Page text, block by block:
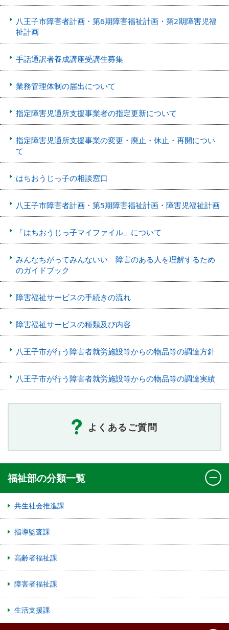
八王子市障害者計画・第6期障害福祉計画・第2期障害児福
祉計画
手話通訳者養成講座受講生募集
業務管理体制の届出について
指定障害児通所支援事業者の指定更新について
指定障害児通所支援事業の変更・廃止・休止・再開につい
て
はちおうじっ子の相談窓口
八王子市障害者計画・第5期障害福祉計画・障害児福祉計画
「はちおうじっ子マイファイル」について
みんなちがってみんないい 障害のある人を理解するため
のガイドブック
障害福祉サービスの手続きの流れ
障害福祉サービスの種類及び内容
八王子市が行う障害者就労施設等からの物品等の調達方針
八王子市が行う障害者就労施設等からの物品等の調達実績
よくあるご質問
福祉部の分類一覧
共生社会推進課
指導監査課
高齢者福祉課
障害者福祉課
生活支援課